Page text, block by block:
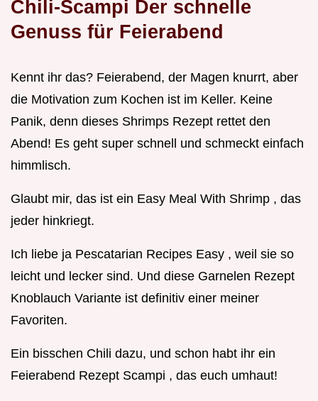
Chili-Scampi Der schnelle
Genuss für Feierabend
Kennt ihr das? Feierabend, der Magen knurrt, aber
die Motivation zum Kochen ist im Keller. Keine
Panik, denn dieses Shrimps Rezept rettet den
Abend! Es geht super schnell und schmeckt einfach
himmlisch.
Glaubt mir, das ist ein Easy Meal With Shrimp , das
jeder hinkriegt.
Ich liebe ja Pescatarian Recipes Easy , weil sie so
leicht und lecker sind. Und diese Garnelen Rezept
Knoblauch Variante ist definitiv einer meiner
Favoriten.
Ein bisschen Chili dazu, und schon habt ihr ein
Feierabend Rezept Scampi , das euch umhaut!